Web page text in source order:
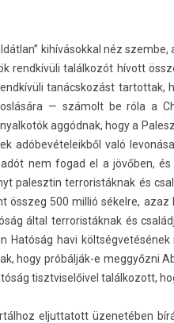
kihívásokk­al néz
rendkívüli találkozót hívott
tanácskozást tar­tottak,
— számolt be róla a
aggódnak, hogy a
adóbevételeik­ből való
nem fogad el a jövőben,
palesztin ter­roris­táknak és
összeg 500 millió sékelre,
által ter­roris­táknak és
Hatóság havi
hogy próbálják-e meggyőzni
tisztviselőivel talál­kozott,
el­juttatott üzenetében